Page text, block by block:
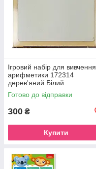
Ігровий набір для вивчення
арифметики 172314
дерев'яний Білий
Готово до відправки
300 ₴
Купити